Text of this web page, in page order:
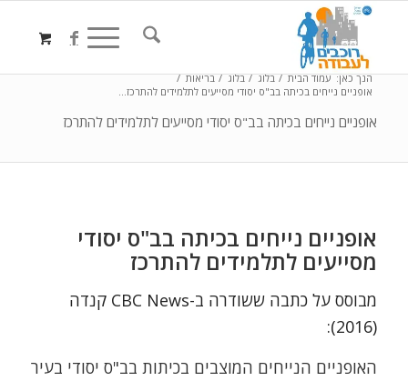
אופניים נייחים בכיתה בב"ס יסודי מסייעים לתלמידים להתרכז
הנך כאן: עמוד הבית / בלוג / בלוג / בריאות /
אופניים נייחים בכיתה בב"ס יסודי מסייעים לתלמידים להתרכז...
אופניים נייחים בכיתה בב"ס יסודי
מסייעים לתלמידים להתרכז
מבוסס על כתבה ששודרה ב-CBC News קנדה
(2016):
האופניים הנייחים המוצבים בכיתות בב"ס יסודי בעיר